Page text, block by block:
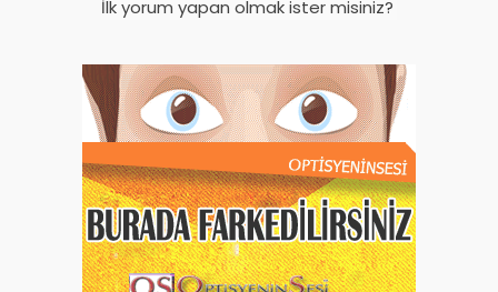
İlk yorum yapan olmak ister misiniz?